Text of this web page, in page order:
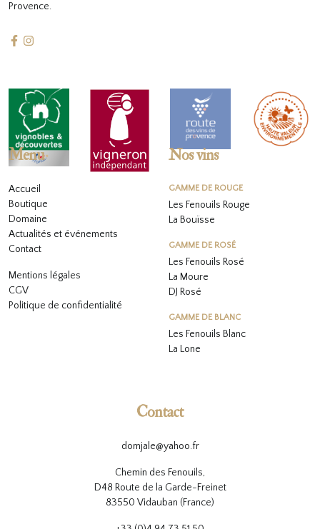
Provence.
Menu
Accueil
Boutique
Domaine
Actualités et événements
Contact
Mentions légales
CGV
Politique de confidentialité
Nos vins
GAMME DE ROUGE
Les Fenouils Rouge
La Bouïsse
GAMME DE ROSÉ
Les Fenouils Rosé
La Moure
DJ Rosé
GAMME DE BLANC
Les Fenouils Blanc
La Lone
Contact
domjale@yahoo.fr
Chemin des Fenouils,
D48 Route de la Garde-Freinet
83550 Vidauban (France)